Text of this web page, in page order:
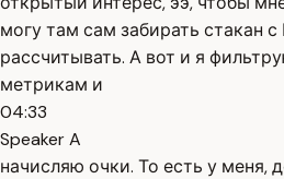
могу там сам забирать стакан
рассчитывать. А вот и я
метрикам и
04:33
Speaker A
начисляю очки. То есть у меня,